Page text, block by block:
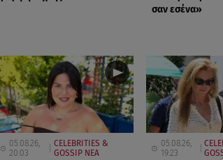
σαν εσένα»
05.08.26,
20:03
CELEBRITIES &
GOSSIP ΝΕΑ
05.08.26,
19:23